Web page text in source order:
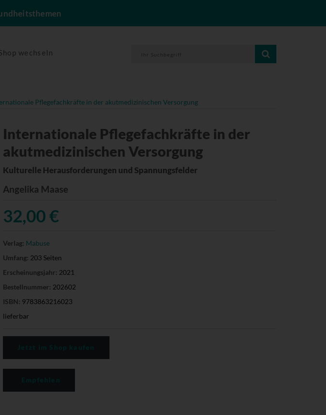
wechseln
Pflegefachkräfte in der akutmedizinischen Versorgung
Internationale Pflegefachkräfte in der
akutmedizinischen Versorgung
Kulturelle Herausforderungen und Spannungsfelder
Angelika Maase
32,00 €
Verlag: Mabuse
Umfang: 203 Seiten
Erscheinungsjahr: 2021
Bestellnummer: 202602
ISBN: 9783863216023
lieferbar